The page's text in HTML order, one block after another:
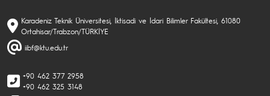
Karadeniz Teknik Üniversitesi, İktisadi ve İdari Bilimler Fakültesi, 61080
Ortahisar/Trabzon/TÜRKİYE
iibf@ktu.edu.tr
+90 462 377 2958
+90 462 325 3148